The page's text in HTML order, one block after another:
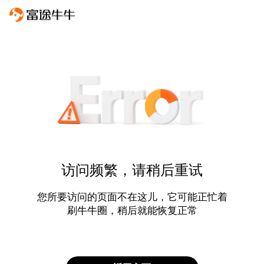
访问频繁，请稍后重试
您所要访问的页面不在这儿，它可能正忙着
刷牛牛圈，稍后就能恢复正常